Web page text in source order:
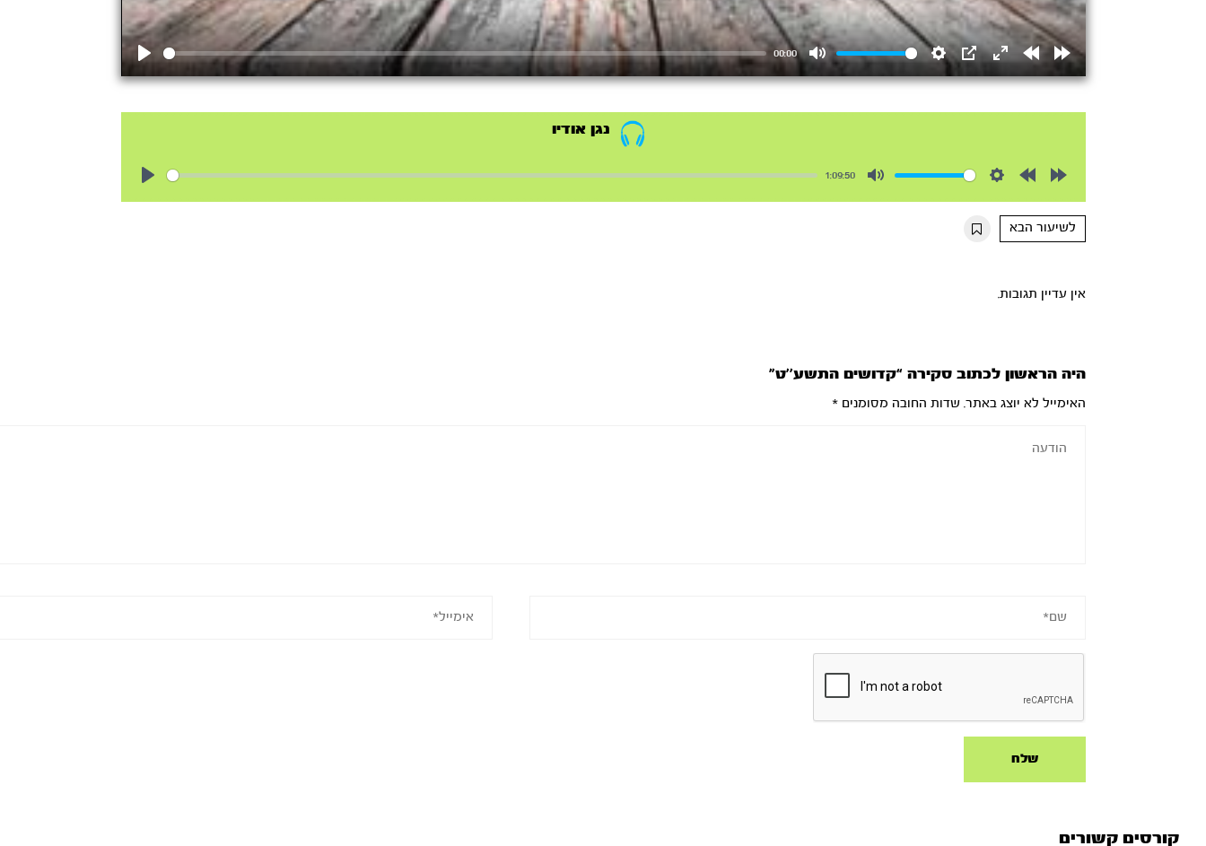
00:00
Mute
Forward
נגן אודיו
1:09:50
10s
10s
לשיעור הבא
אין עדיין תגובות.
היה הראשון לכתוב סקירה “קדושים התשע’’ט”
האימייל לא יוצג באתר. שדות החובה מסומנים*
קורסים קשורים